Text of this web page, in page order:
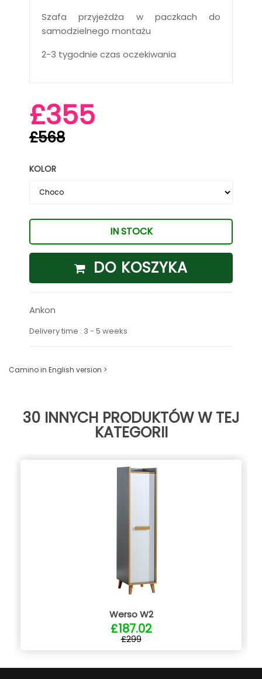
Szafa przyjeżdża w paczkach do
samodzielnego montażu
2-3 tygodnie czas oczekiwania
£355
£568
KOLOR
IN STOCK
DO KOSZYKA
Ankon
Delivery time : 3 - 5 weeks
Camino in English version >
30 INNYCH PRODUKTÓW W TEJ
KATEGORII
Werso W2
£187.02
£299